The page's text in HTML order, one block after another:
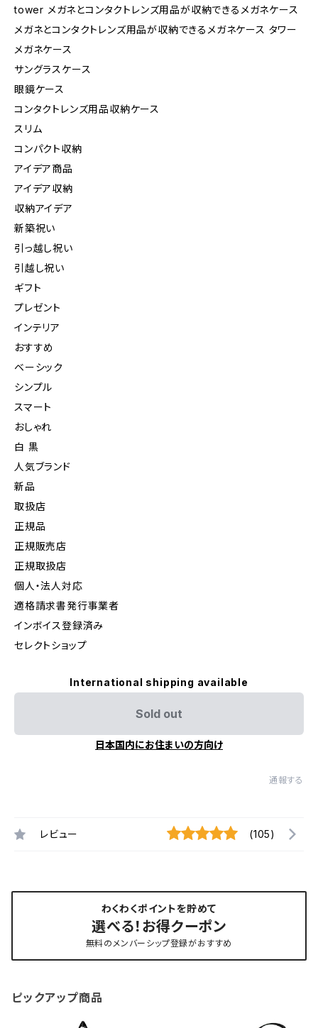
tower メガネとコンタクトレンズ用品が収納できるメガネケース
メガネとコンタクトレンズ用品が収納できるメガネケース タワー
メガネケース
サングラスケース
眼鏡ケース
コンタクトレンズ用品収納ケース
スリム
コンパクト収納
アイデア商品
アイデア収納
収納アイデア
新築祝い
引っ越し祝い
引越し祝い
ギフト
プレゼント
インテリア
おすすめ
ベーシック
シンプル
スマート
おしゃれ
白 黒
人気ブランド
新品
取扱店
正規品
正規販売店
正規取扱店
個人・法人対応
適格請求書発行事業者
インボイス登録済み
セレクトショップ
International shipping available
Sold out
日本国内にお住まいの方向け
通報する
レビュー (105)
わくわくポイントを貯めて
選べる！お得クーポン
無料のメンバーシップ登録がおすすめ
ピックアップ商品